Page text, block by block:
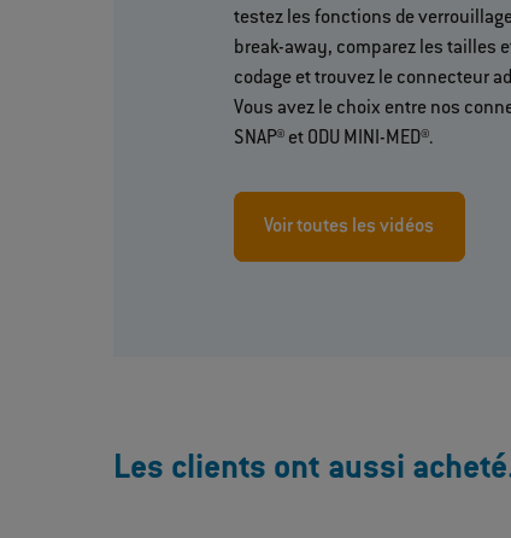
testez les fonctions de
break-away, comparez les tailles
codage et trouvez le connecteur
Vous avez le choix entre nos
SNAP® et ODU MINI-MED®.
Voir toutes les vidéos
Les clients ont aussi